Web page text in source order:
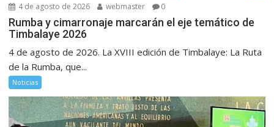
4 de agosto de 2026 webmaster 0
Rumba y cimarronaje marcarán el eje temático de
Timbalaye 2026
4 de agosto de 2026. La XVIII edición de Timbalaye: La Ruta
de la Rumba, que...
Noticias